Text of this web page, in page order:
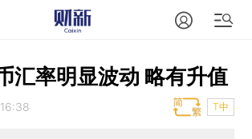
汇率明显波动 略有升值
T中